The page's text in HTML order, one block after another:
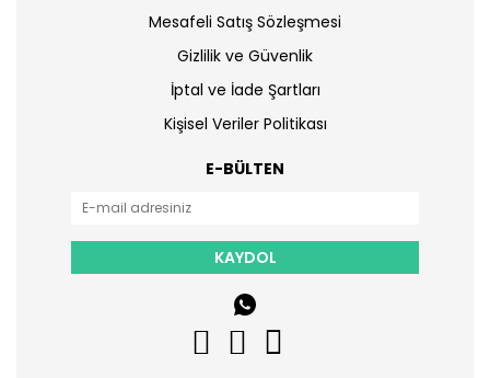
Mesafeli Satış Sözleşmesi
Gizlilik ve Güvenlik
İptal ve İade Şartları
Kişisel Veriler Politikası
E-BÜLTEN
KAYDOL